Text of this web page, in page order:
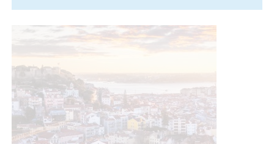
relativamente pequeño para la cantidad de gente que lo
otras grandes ciudades del mundo. ¡Sí que si lo que buscas
satisfacer todas tus necesidades
el material y la información que requieras para hacer
que estas vacaciones sean las mejores que puedas
tener! Así que escápate a conocer Japón y, ¡Sólo disfruta!